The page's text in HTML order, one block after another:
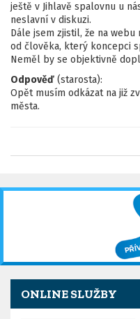
ještě v Jihlavě spalovnu u
neslavní v diskuzi.
Dále jsem zjistil, že na
od člověka, který koncepci
Neměl by se objektivně
Odpověď (starosta):
Opět musím odkázat na již
města.
ONLINE SLUŽBY